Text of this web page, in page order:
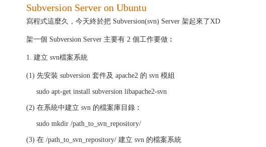
Subversion Server on Ubuntu
寫程式這麼久，今天終於把 Subversion(svn) Server 架起來了XD
架一個 Subversion Server 主要有 2 個工作要做︰
1. 建立 svn檔案系統
(1) 先安裝 subversion 套件及 apache2 的 svn 模組
sudo apt-get install subversion libapache2-svn
(2) 在系統中建立 svn 的檔案庫目錄︰
sudo mkdir /path_to_svn_repository/
(3) 在 /path_to_svn_repository/ 建立 svn 的檔案系統